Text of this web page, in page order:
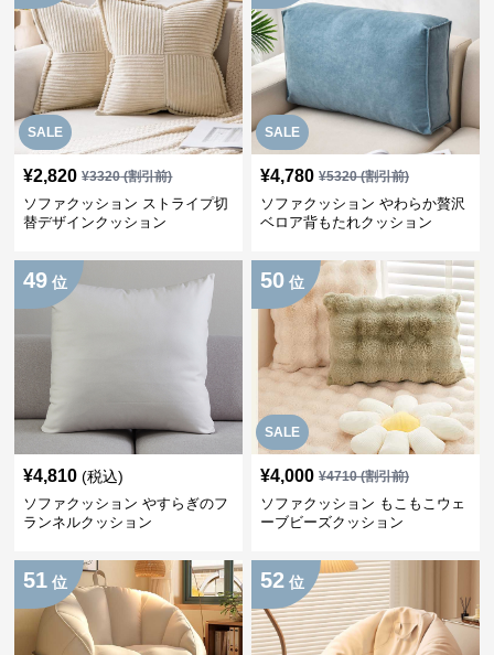
SALE
¥2,820 ¥3320(割引前)
ソファクッション ストライプ切
替デザインクッション
SALE
¥4,780 ¥5320(割引前)
ソファクッション やわらか贅沢
ベロア背もたれクッション
49 位
¥4,810 (税込)
ソファクッション やすらぎのフ
ランネルクッション
SALE
50 位
¥4,000 ¥4710(割引前)
ソファクッション もこもこウェ
ーブビーズクッション
51 位 52 位